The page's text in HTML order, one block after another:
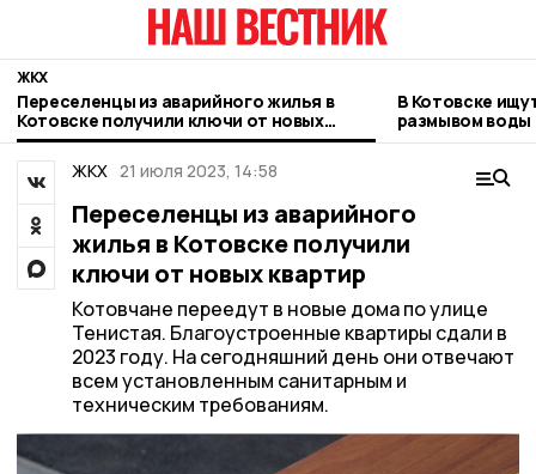
ЖКХ
Переселенцы из аварийного жилья в
Котовске получили ключи от новых
квартир
В Котовске
размывом воды
двух улиц
ЖКХ 21 июля 2023, 14:58
Переселенцы из аварийного
жилья в Котовске получили
ключи от новых квартир
Котовчане переедут в новые дома по улице
Тенистая. Благоустроенные квартиры сдали в
2023 году. На сегодняшний день они отвечают
всем установленным санитарным и
техническим требованиям.